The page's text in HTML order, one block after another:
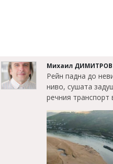
Михаил ДИМИТРОВ
Рейн падна до
ниво, сушата
речния транспорт